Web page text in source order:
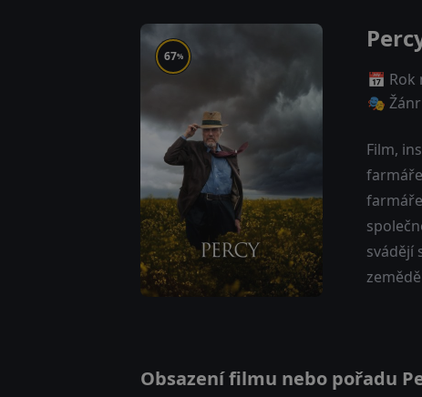
67%
📅 Rok
🎭
Film,
svádějí
Obsazení filmu nebo pořadu